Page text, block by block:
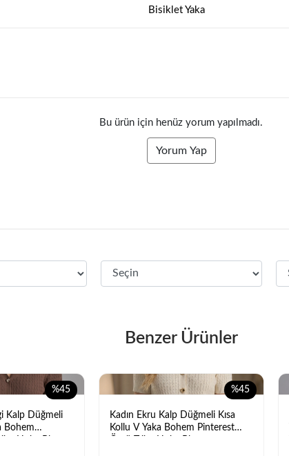
Bisiklet Yaka
Bu ürün için henüz yorum yapılmadı.
Yorum Yap
Benzer Ürünler
%45
Kalp Düğmeli
Bohem
%45
Kadın Ekru Kalp Düğmeli Kısa
Kollu V Yaka Bohem Pinterest